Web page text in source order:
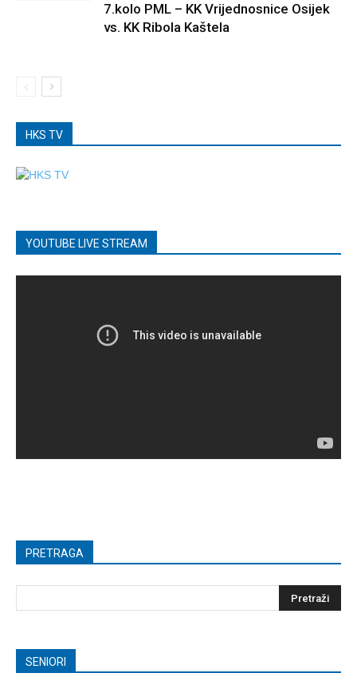
7.kolo PML – KK Vrijednosnice Osijek
vs. KK Ribola Kaštela
HKS TV
YOUTUBE LIVE STREAM
PRETRAGA
SENIORI